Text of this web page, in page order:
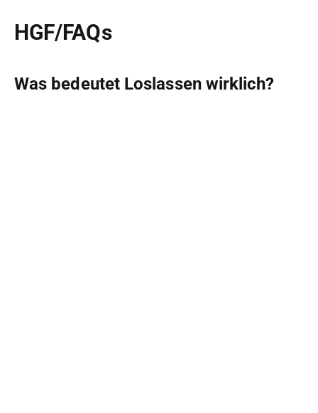
HGF/FAQs
Was bedeutet Loslassen wirklich?